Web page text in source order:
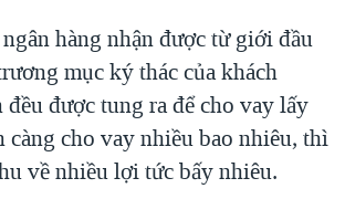
– XƯA VÀ NAY
TRANH AFGHANISTAN
HÒA Ở VIỆT NAM
TRUMP-KIM TẠI VIỆT NAM
VS. CHÍNH PHỦ VIỆT NAM
hàng nhận được từ giới đầu
mục ký thác của khách
được tung ra để cho vay lấy
càng cho vay nhiều bao nhiêu, thì
về nhiều lợi tức bấy nhiêu.